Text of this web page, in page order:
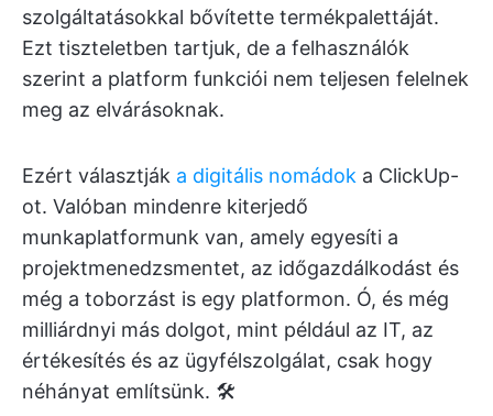
szolgáltatásokkal bővítette termékpalettáját.
Ezt tiszteletben tartjuk, de a felhasználók
szerint a platform funkciói nem teljesen felelnek
meg az elvárásoknak.
Ezért választják a digitális nomádok a ClickUp-
ot. Valóban mindenre kiterjedő
munkaplatformunk van, amely egyesíti a
projektmenedzsmentet, az időgazdálkodást és
még a toborzást is egy platformon. Ó, és még
milliárdnyi más dolgot, mint például az IT, az
értékesítés és az ügyfélszolgálat, csak hogy
néhányat említsünk. 🛠️